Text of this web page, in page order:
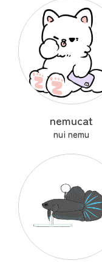
nemucat
nui nemu